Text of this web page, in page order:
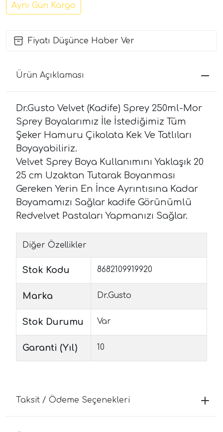
Aynı Gün Kargo
Fiyatı Düşünce Haber Ver
Ürün Açıklaması
Dr.Gusto Velvet (Kadife) Sprey 250ml-Mor
Sprey Boyalarımız İle İstediğimiz Tüm
Şeker Hamuru Çikolata Kek Ve Tatlıları
Boyayabiliriz.
Velvet Sprey Boya Kullanımını Yaklaşık 20
25 cm Uzaktan Tutarak Boyanması
Gereken Yerin En İnce Ayrıntısına Kadar
Boyamamızı Sağlar kadife Görünümlü
Redvelvet Pastaları Yapmanızı Sağlar.
Diğer Özellikler
Stok Kodu 8682109919920
Marka Dr.Gusto
Stok Durumu Var
Garanti (Yıl) 10
Taksit / Ödeme Seçenekleri